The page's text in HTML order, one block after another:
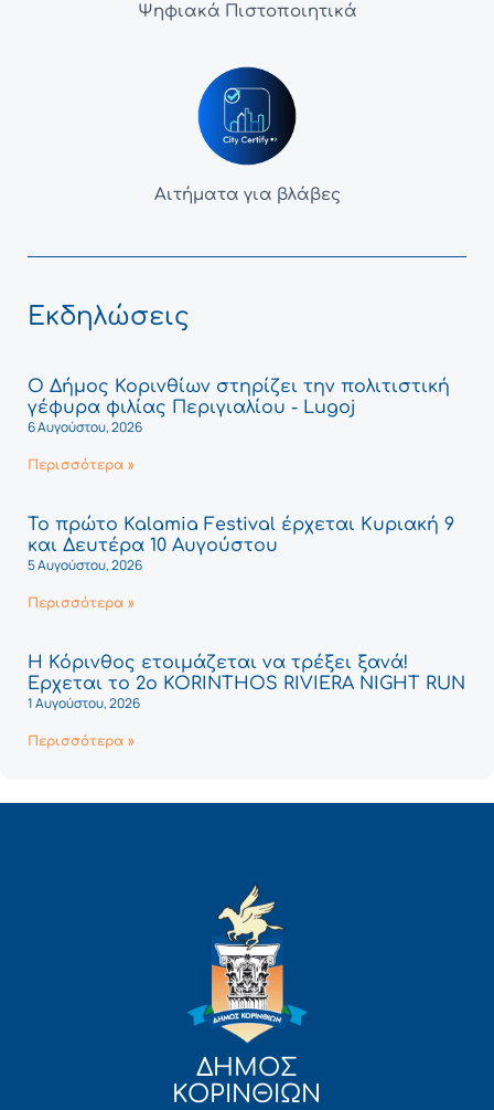
Ψηφιακά Πιστοποιητικά
Αιτήματα για βλάβες
Εκδηλώσεις
Ο Δήμος Κορινθίων στηρίζει την πολιτιστική
γέφυρα φιλίας Περιγιαλίου - Lugoj
6 Αυγούστου, 2026
Περισσότερα »
Το πρώτο Kalamia Festival έρχεται Κυριακή 9
και Δευτέρα 10 Αυγούστου
5 Αυγούστου, 2026
Περισσότερα »
Η Κόρινθος ετοιμάζεται να τρέξει ξανά!
Έρχεται το 2ο KORINTHOS RIVIERA NIGHT RUN
1 Αυγούστου, 2026
Περισσότερα »
ΔΗΜΟΣ
ΚΟΡΙΝΘΙΩΝ